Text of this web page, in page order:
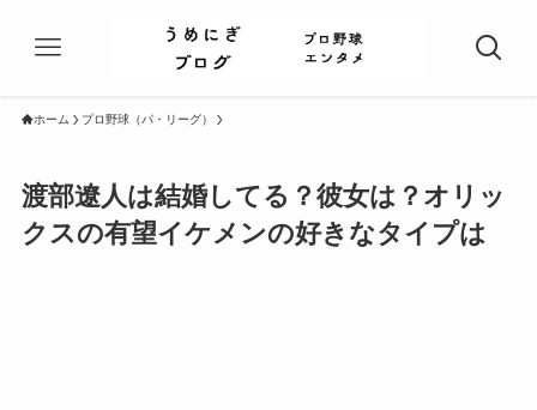
ホーム プロ野球（パ・リーグ）
渡部遼人は結婚してる？彼女は？オリッ
クスの有望イケメンの好きなタイプは